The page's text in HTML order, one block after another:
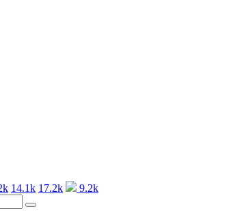
14.1k 17.2k 9.2k